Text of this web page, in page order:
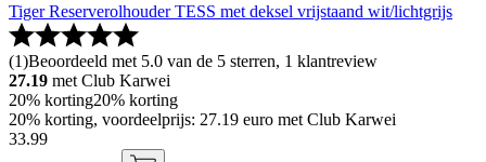
Tiger Reserverolhouder TESS met deksel vrijstaand wit/lichtgrijs
(1)Beoordeeld met 5.0 van de 5 sterren, 1 klantreview
27.19 met Club Karwei
20% korting20% korting
20% korting, voordeelprijs: 27.19 euro met Club Karwei
33.99